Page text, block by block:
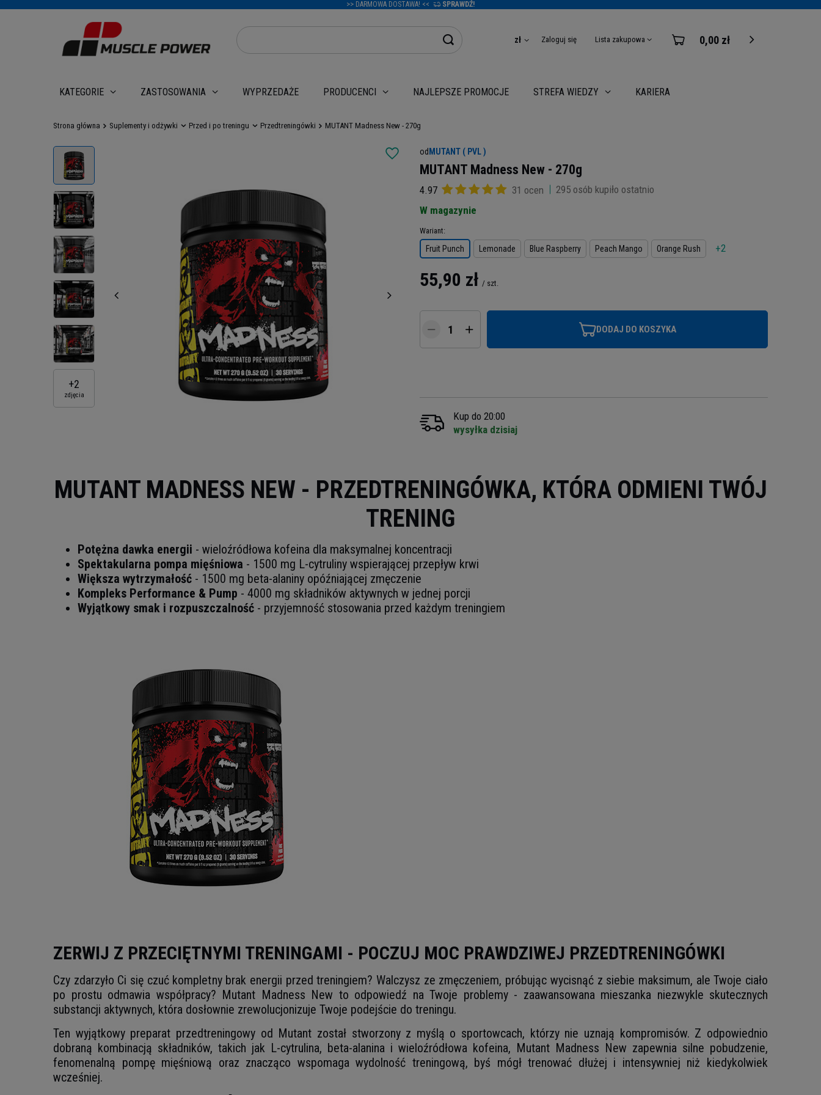
>> DARMOWA DOSTAWA! << SPRAWDŹ!
zł Zaloguj się Lista zakupowa 0,00 zł
KATEGORIE ZASTOSOWANIA WYPRZEDAŻE PRODUCENCI NAJLEPSZE PROMOCJE STREFA WIEDZY KARIERA
Strona główna Suplementy i odżywki Przed i po treningu Przedtreningówki MUTANT Madness New - 270g
+2
zdjęcia
od MUTANT ( PVL )
MUTANT Madness New - 270g
4.97 31 ocen 295 osób kupiło ostatnio
W magazynie
Wariant
Fruit Punch Lemonade Blue Raspberry Peach Mango Orange Rush +2
55,90 zł / szt.
DODAJ DO KOSZYKA
Kup do 20:00
wysyłka dzisiaj
MUTANT MADNESS NEW - PRZEDTRENINGÓWKA, KTÓRA ODMIENI TWÓJ
TRENING
Potężna dawka energii - wieloźródłowa kofeina dla maksymalnej koncentracji
Spektakularna pompa mięśniowa - 1500 mg L-cytruliny wspierającej przepływ krwi
Większa wytrzymałość - 1500 mg beta-alaniny opóźniającej zmęczenie
Kompleks Performance & Pump - 4000 mg składników aktywnych w jednej porcji
Wyjątkowy smak i rozpuszczalność - przyjemność stosowania przed każdym treningiem
ZERWIJ Z PRZECIĘTNYMI TRENINGAMI - POCZUJ MOC PRAWDZIWEJ PRZEDTRENINGÓWKI
Czy zdarzyło Ci się czuć kompletny brak energii przed treningiem? Walczysz ze zmęczeniem, próbując wycisnąć z siebie maksimum, ale Twoje ciało
po prostu odmawia współpracy? Mutant Madness New to odpowiedź na Twoje problemy - zaawansowana mieszanka niezwykle skutecznych
substancji aktywnych, która dosłownie zrewolucjonizuje Twoje podejście do treningu.
Ten wyjątkowy preparat przedtreningowy od Mutant został stworzony z myślą o sportowcach, którzy nie uznają kompromisów. Z odpowiednio
dobraną kombinacją składników, takich jak L-cytrulina, beta-alanina i wieloźródłowa kofeina, Mutant Madness New zapewnia silne pobudzenie,
fenomenalną pompę mięśniową oraz znacząco wspomaga wydolność treningową, byś mógł trenować dłużej i intensywniej niż kiedykolwiek
wcześniej.